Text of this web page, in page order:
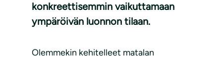
konkreettisemmin vaikuttamaan
ympäröivän luonnon tilaan.
Olemmekin kehitelleet matalan